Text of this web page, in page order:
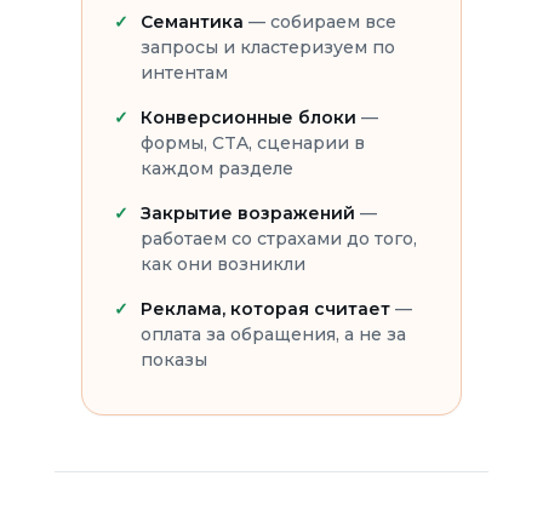
Семантика — собираем все
запросы и кластеризуем по
интентам
Конверсионные блоки —
формы, CTA, сценарии в
каждом разделе
Закрытие возражений —
работаем со страхами до того,
как они возникли
Реклама, которая считает —
оплата за обращения, а не за
показы